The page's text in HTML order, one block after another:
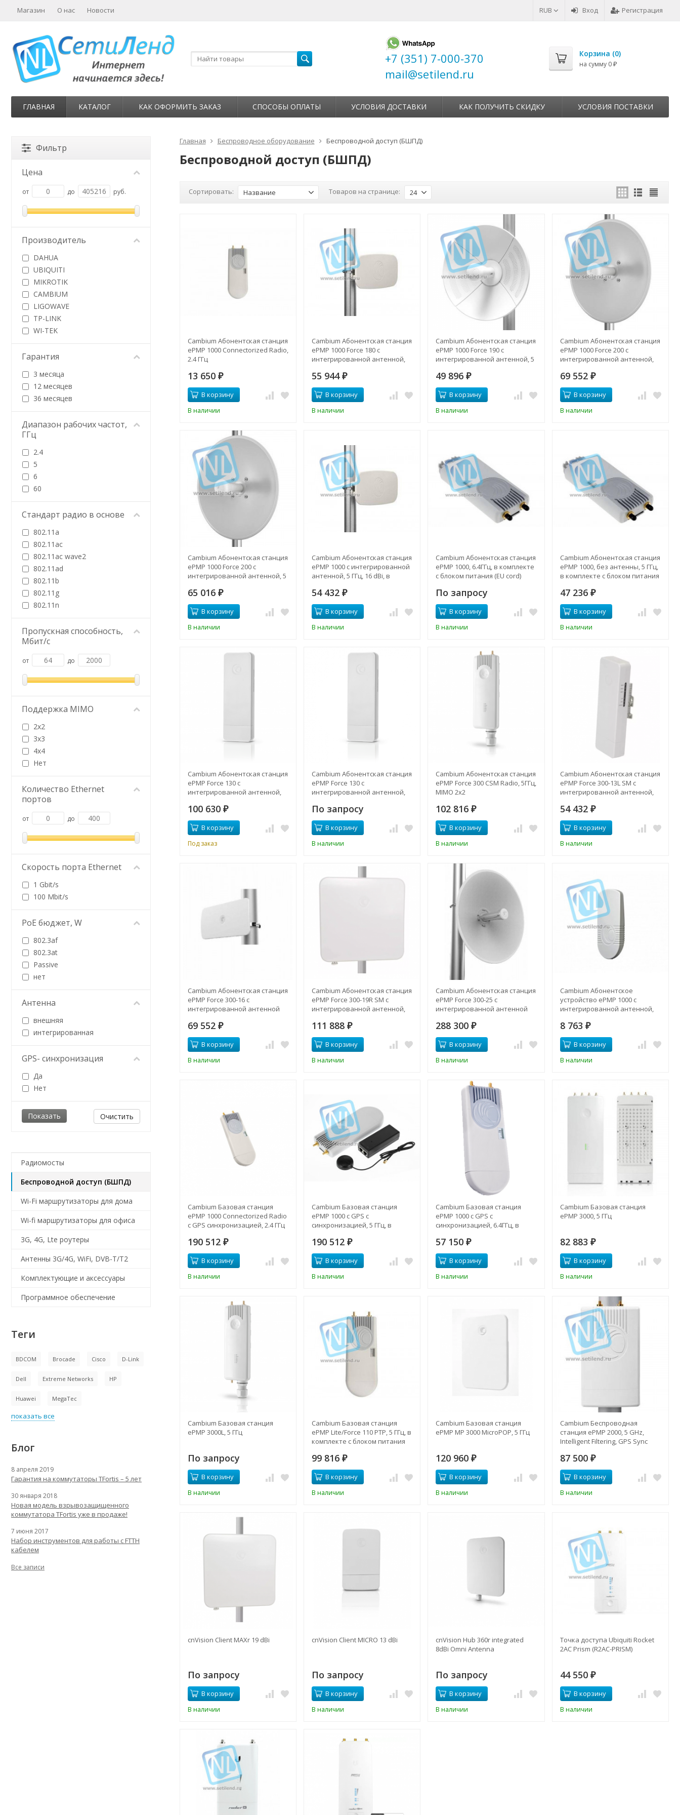
RUB Вход Регистрация
Магазин О нас Новости
+7 (351) 7-000-370
mail@setilend.ru
Корзина (0)
на сумму 0 ₽
ГЛАВНАЯ КАТАЛОГ КАК ОФОРМИТЬ ЗАКАЗ СПОСОБЫ ОПЛАТЫ УСЛОВИЯ ДОСТАВКИ КАК ПОЛУЧИТЬ СКИДКУ УСЛОВИЯ ПОСТАВКИ
Главная Беспроводное оборудование Беспроводной доступ (БШПД)
Беспроводной доступ (БШПД)
Сортировать: Название Товаров на странице: 24
Cambium Абонентская станция
ePMP 1000 Connectorized Radio,
2.4 ГГц
13 650 ₽
В корзину
В наличии
Cambium Абонентская станция
ePMP 1000 Force 180 с
интегрированной антенной,
блоком питания
55 944 ₽
В корзину
В наличии
Cambium Абонентская станция
ePMP 1000 Force 190 с
интегрированной антенной, 5
блоком питания
49 896₽
В корзину
В наличии
Cambium Абонентская станция
ePMP 1000 Force 200 с
интегрированной антенной,
блоком питания
69 552 ₽
В корзину
В наличии
Cambium Абонентская станция
ePMP 1000 Force 200 с
интегрированной антенной, 5
блоком питания
65 016 ₽
В корзину
В наличии
Cambium Абонентская станция
ePMP 1000 с интегрированной
антенной, 5 ГГц, 16 dBi, в
54 432 ₽
В корзину
В наличии
Cambium Абонентская станция
ePMP 1000, 6.4ГГц, в комплекте
с блоком питания (EU cord)
По запросу
В корзину
В наличии
Cambium Абонентская станция
ePMP 1000, без антенны, 5 ГГц,
в комплекте с блоком питания
47 236 ₽
В корзину
В наличии
Cambium Абонентская станция
ePMP Force 130 с
интегрированной антенной,
100 630 ₽
В корзину
Под заказ
Cambium Абонентская станция
ePMP Force 130 с
интегрированной антенной,
По запросу
В корзину
В наличии
Cambium Абонентская станция
ePMP Force 300 CSM Radio, 5ГГц,
MIMO 2x2
102 816₽
В корзину
В наличии
Cambium Абонентская станция
ePMP Force 300-13L SM с
интегрированной антенной,
54 432 ₽
В корзину
В наличии
Cambium Абонентская станция
ePMP Force 300-16 с
интегрированной антенной
69 552 ₽
В корзину
В наличии
Cambium Абонентская станция
ePMP Force 300-19R SM с
интегрированной антенной,
111 888 ₽
В корзину
В наличии
Cambium Абонентская станция
ePMP Force 300-25 с
интегрированной антенной
288 300₽
В корзину
В наличии
Cambium Абонентское
устройство ePMP 1000 с
интегрированной антенной,
8 763 ₽
В корзину
В наличии
Cambium Базовая станция
ePMP 1000 Connectorized Radio
с GPS синхронизацией, 2.4 ГГц
190 512 ₽
В корзину
В наличии
Cambium Базовая станция
ePMP 1000 с GPS с
синхронизацией, 5 ГГц, в
GPS-антенной (EU cord)
190 512 ₽
В корзину
В наличии
Cambium Базовая станция
ePMP 1000 с GPS с
синхронизацией, 6.4ГГц, в
GPS-антенной (EU cord)
57 150₽
В корзину
В наличии
Cambium Базовая станция
ePMP 3000, 5 ГГц
82 883 ₽
В корзину
В наличии
Cambium Базовая станция
ePMP 3000L, 5 ГГц
По запросу
В корзину
В наличии
Cambium Базовая станция
ePMP Lite/Force 110 PTP, 5 ГГц, в
комплекте с блоком питания
99 816 ₽
В корзину
В наличии
Cambium Базовая станция
ePMP MP 3000 MicroPOP, 5 ГГц
120 960₽
В корзину
В наличии
Cambium Беспроводная
станция ePMP 2000, 5 GHz,
Intelligent Filtering, GPS Sync
87 500 ₽
В корзину
В наличии
cnVision Client MAXr 19 dBi
По запросу
В корзину
В наличии
cnVision Client MICRO 13 dBi
По запросу
В корзину
В наличии
cnVision Hub 360r integrated
8dBi Omni Antenna
По запросу
В корзину
В наличии
Toчка доступа Ubiquiti Rocket
2AC Prism (R2AC-PRISM)
44 550 ₽
В корзину
В наличии
Фильтр
Цена
от до руб.
Производитель
DAHUA
UBIQUITI
MIKROTIK
CAMBIUM
LIGOWAVE
TP-LINK
WI-TEK
Гарантия
3 месяца
12 месяцев
36 месяцев
Диапазон рабочих частот,
ГГц
2.4
5
6
60
Стандарт радио в основе
802.11a
802.11ac
802.11ac wave2
802.11ad
802.11b
802.11g
802.11n
Пропускная способность,
Мбит/с
от до
Поддержка MIMO
2x2
3x3
4x4
Нет
Количество Ethernet
портов
от до
Скорость порта Ethernet
1 Gbit/s
100 Mbit/s
PoE бюджет, W
802.3af
802.3at
Passive
нет
Антенна
внешняя
интегрированная
GPS- синхронизация
Да
Нет
Очистить
Радиомосты
Беспроводной доступ (БШПД)
Wi-Fi маршрутизаторы для дома
Wi-fi маршрутизаторы для офиса
3G, 4G, Lte роутеры
Антенны 3G/4G, WiFi, DVB-T/T2
Комплектующие и аксессуары
Программное обеспечение
Теги
BDCOM Brocade Cisco D-Link
Dell Extreme Networks HP
Huawei MegaTec
показать все
Блог
8 апреля 2019
Гарантия на коммутаторы TFortis – 5 лет
30 января 2018
Новая модель взрывозащищенного
коммутатора TFortis уже в продаже!
7 июня 2017
Набор инструментов для работы с FTTH
кабелем
Все записи